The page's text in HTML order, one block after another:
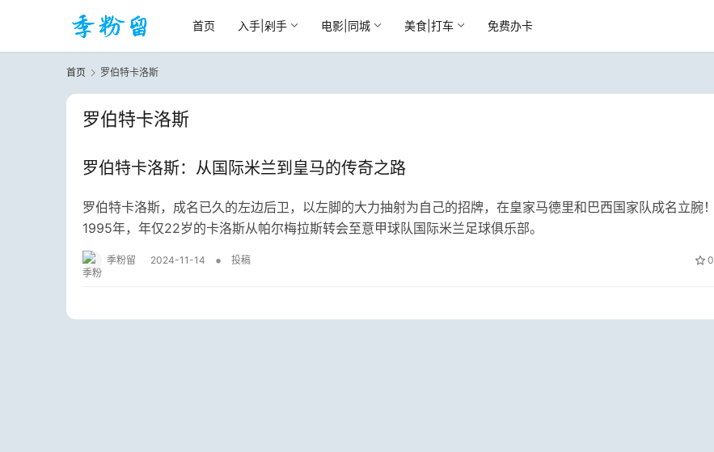
首页 入手|剁手 电影|同城 美食|打车 免费办卡
首页 罗伯特卡洛斯
罗伯特卡洛斯
罗伯特卡洛斯：从国际米兰到皇马的传奇之路
罗伯特卡洛斯，成名已久的左边后卫，以左脚的大力抽射为自己的招牌，在皇家马德里和巴西国家队成名立腕！
1995年，年仅22岁的卡洛斯从帕尔梅拉斯转会至意甲球队国际米兰足球俱乐部。
季粉留 2024-11-14 • 投稿 0